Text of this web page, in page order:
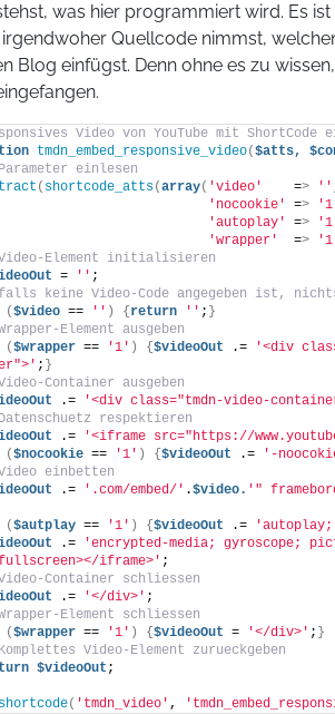
was hier programmiert wird. Es
Quellcode nimmst,
Blog einfügst. Denn ohne es zu
Video von YouTube mit ShortCode
tmdn_embed_responsive_video($atts,
einlesen
( shortcode_atts(array( 'video'
    =
> ''
'nocookie'
=>
'autoplay'
=>
'wrapper'
  =
>
Element initialisieren
= '' ;
keine Video-Code angegeben ist, nichts
($video == '' ) { return '' ; }
Element ausgeben
($wrapper == '1' ) { $videoOut .=
'<div
; }
Container ausgeben
.= '<div class="tmdn-video-
respektieren
.= '<iframe src="https://
($nocookie == '1' ) { $videoOut .= '-
einbetten
.= '.com/embed/' .$video. '"
($autplay == '1' ) { $videoOut .=
.=
'encrypted-media; gyroscope;
iframe>' ;
Container schliessen
.= '</div>' ;
Element schliessen
($wrapper == '1' ) { $videoOut = '</div>' ; }
Video-Element zurueckgeben
$videoOut ;
( 'tmdn_video' ,